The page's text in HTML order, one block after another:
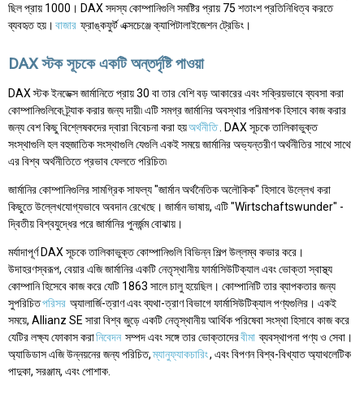
ছিল প্রায় 1000। DAX সদস্য কোম্পানিগুলি সমষ্টির প্রায় 75 শতাংশ প্রতিনিধিত্ব করতে
ব্যবহৃত হয়। বাজার ফ্রাঙ্কফুর্ট এক্সচেঞ্জে ক্যাপিটালাইজেশন ট্রেডিং।
DAX স্টক সূচকে একটি অন্তর্দৃষ্টি পাওয়া
DAX স্টক ইনডেক্স জার্মানিতে প্রায় 30 বা তার বেশি বড় আকারের এবং সক্রিয়ভাবে ব্যবসা করা
কোম্পানিগুলিকে ট্র্যাক করার জন্য দায়ী৷ এটি সমগ্র জার্মানির অবস্থার পরিমাপক হিসাবে কাজ করার
জন্য বেশ কিছু বিশ্লেষকদের দ্বারা বিবেচনা করা হয়অর্থনীতি. DAX সূচকে তালিকাভুক্ত
সংস্থাগুলি হল বহুজাতিক সংস্থাগুলি যেগুলি একই সময়ে জার্মানির অভ্যন্তরীণ অর্থনীতির সাথে সাথে
এর বিশ্ব অর্থনীতিতে প্রভাব ফেলতে পরিচিত৷
জার্মানির কোম্পানিগুলির সামগ্রিক সাফল্য "জার্মান অর্থনৈতিক অলৌকিক" হিসাবে উল্লেখ করা
কিছুতে উল্লেখযোগ্যভাবে অবদান রেখেছে। জার্মান ভাষায়, এটি "Wirtschaftswunder" -
দ্বিতীয় বিশ্বযুদ্ধের পরে জার্মানির পুনর্জন্ম বোঝায়।
মর্যাদাপূর্ণ DAX সূচকে তালিকাভুক্ত কোম্পানিগুলি বিভিন্ন শিল্প উল্লম্ব কভার করে।
উদাহরণস্বরূপ, বেয়ার এজি জার্মানির একটি নেতৃস্থানীয় ফার্মাসিউটিক্যাল এবং ভোক্তা স্বাস্থ্য
কোম্পানি হিসেবে কাজ করে যেটি 1863 সালে চালু হয়েছিল। কোম্পানিটি তার ব্যাপকতার জন্য
সুপরিচিতপরিসর অ্যালার্জি-ত্রাণ এবং ব্যথা-ত্রাণ বিভাগে ফার্মাসিউটিক্যাল পণ্যগুলির। একই
সময়ে, Allianz SE সারা বিশ্ব জুড়ে একটি নেতৃস্থানীয় আর্থিক পরিষেবা সংস্থা হিসাবে কাজ করে
যেটির লক্ষ্য ফোকাস করানিবেদন সম্পদ এবং সঙ্গে তার ভোক্তাদেরবীমা ব্যবস্থাপনা পণ্য ও সেবা।
অ্যাডিডাস এজি উন্নয়নের জন্য পরিচিত,ম্যানুফ্যাকচারিং, এবং বিপণন বিশ্ব-বিখ্যাত অ্যাথলেটিক
পাদুকা, সরঞ্জাম, এবং পোশাক.